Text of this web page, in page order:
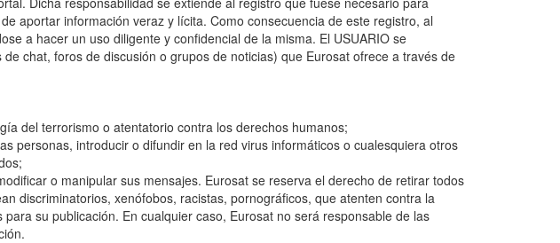
aportar información veraz y lícita. Como consecuencia de este registro, al
a hacer un uso diligente y confidencial de la misma. El USUARIO se
chat, foros de discusión o grupos de noticias) que Eurosat ofrece a través de
del terrorismo o atentatorio contra los derechos humanos;
personas, introducir o difundir en la red virus informáticos o cualesquiera otros
o manipular sus mensajes. Eurosat se reserva el derecho de retirar todos
discriminatorios, xenófobos, racistas, pornográficos, que atenten contra la
su publicación. En cualquier caso, Eurosat no será responsable de las